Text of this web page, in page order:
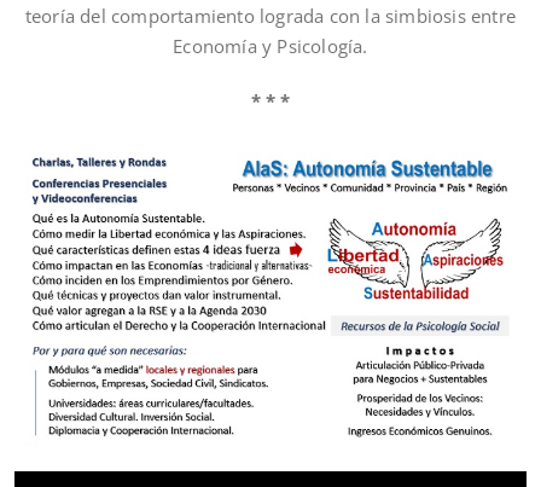
teoría del comportamiento lograda con la simbiosis entre
Economía y Psicología.
* * *